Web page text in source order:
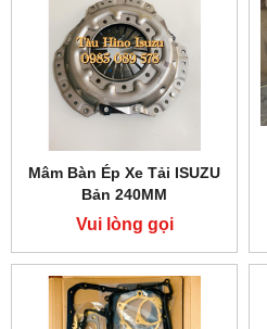
Mâm Bàn Ép Xe Tải ISUZU
Bản 240MM
Vui lòng gọi